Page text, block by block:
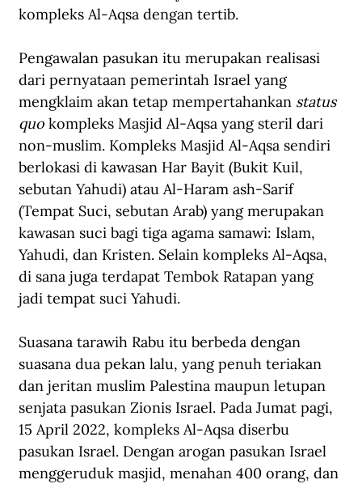
kompleks Al-Aqsa dengan tertib.
Pengawalan pasukan itu merupakan realisasi
dari pernyataan pemerintah Israel yang
mengklaim akan tetap mempertahankan status
quo kompleks Masjid Al-Aqsa yang steril dari
non-muslim. Kompleks Masjid Al-Aqsa sendiri
berlokasi di kawasan Har Bayit (Bukit Kuil,
sebutan Yahudi) atau Al-Haram ash-Sarif
(Tempat Suci, sebutan Arab) yang merupakan
kawasan suci bagi tiga agama samawi: Islam,
Yahudi, dan Kristen. Selain kompleks Al-Aqsa,
di sana juga terdapat Tembok Ratapan yang
jadi tempat suci Yahudi.
Suasana tarawih Rabu itu berbeda dengan
suasana dua pekan lalu, yang penuh teriakan
dan jeritan muslim Palestina maupun letupan
senjata pasukan Zionis Israel. Pada Jumat pagi,
15 April 2022, kompleks Al-Aqsa diserbu
pasukan Israel. Dengan arogan pasukan Israel
menggeruduk masjid, menahan 400 orang, dan